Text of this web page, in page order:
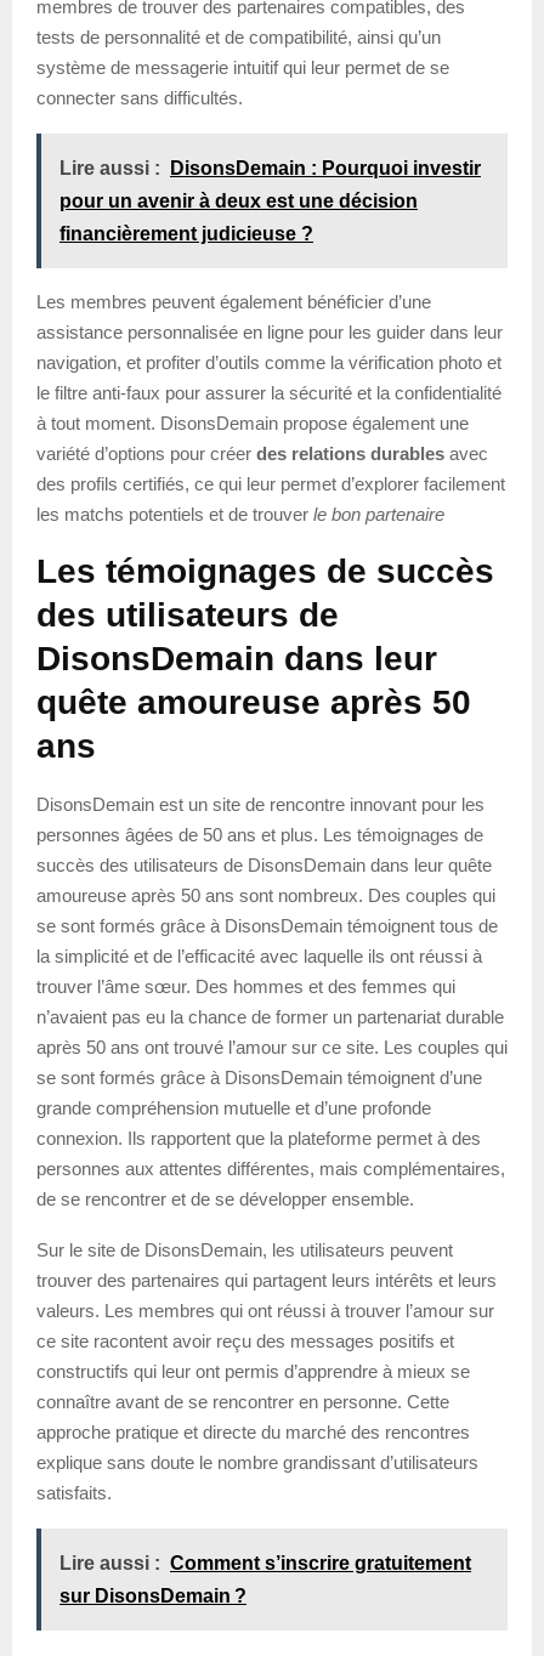
membres de trouver des partenaires compatibles, des
tests de personnalité et de compatibilité, ainsi qu’un
système de messagerie intuitif qui leur permet de se
connecter sans difficultés.
Lire aussi :
DisonsDemain : Pourquoi investir
pour un avenir à deux est une décision
financièrement judicieuse ?
Les membres peuvent également bénéficier d’une
assistance personnalisée en ligne pour les guider dans leur
navigation, et profiter d’outils comme la vérification photo et
le filtre anti-faux pour assurer la sécurité et la confidentialité
à tout moment. DisonsDemain propose également une
variété d’options pour créer des relations durables avec
des profils certifiés, ce qui leur permet d’explorer facilement
les matchs potentiels et de trouver le bon partenaire
Les témoignages de succès
des utilisateurs de
DisonsDemain dans leur
quête amoureuse après 50
ans
DisonsDemain est un site de rencontre innovant pour les
personnes âgées de 50 ans et plus. Les témoignages de
succès des utilisateurs de DisonsDemain dans leur quête
amoureuse après 50 ans sont nombreux. Des couples qui
se sont formés grâce à DisonsDemain témoignent tous de
la simplicité et de l’efficacité avec laquelle ils ont réussi à
trouver l’âme sœur. Des hommes et des femmes qui
n’avaient pas eu la chance de former un partenariat durable
après 50 ans ont trouvé l’amour sur ce site. Les couples qui
se sont formés grâce à DisonsDemain témoignent d’une
grande compréhension mutuelle et d’une profonde
connexion. Ils rapportent que la plateforme permet à des
personnes aux attentes différentes, mais complémentaires,
de se rencontrer et de se développer ensemble.
Sur le site de DisonsDemain, les utilisateurs peuvent
trouver des partenaires qui partagent leurs intérêts et leurs
valeurs. Les membres qui ont réussi à trouver l’amour sur
ce site racontent avoir reçu des messages positifs et
constructifs qui leur ont permis d’apprendre à mieux se
connaître avant de se rencontrer en personne. Cette
approche pratique et directe du marché des rencontres
explique sans doute le nombre grandissant d’utilisateurs
satisfaits.
Lire aussi : Comment s’inscrire gratuitement
sur DisonsDemain ?